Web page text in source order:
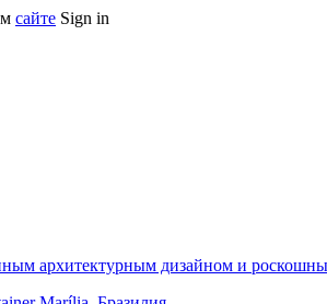
сайте Sign in
архитектурным дизайном и